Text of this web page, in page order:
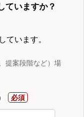
ていますか？
ています。
提案段階など）場